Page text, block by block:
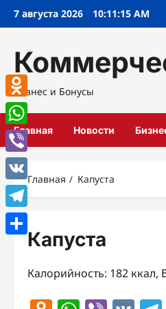
Перейти
7 августа 2026 10:11:15 AM
Бизнес и Бонусы
Главная Новости
Главная Капуста
Капуста
Калорийность: 182 ккал,
Odnoklassniki
WhatsApp
Viber
VK
Telegram
Отправить